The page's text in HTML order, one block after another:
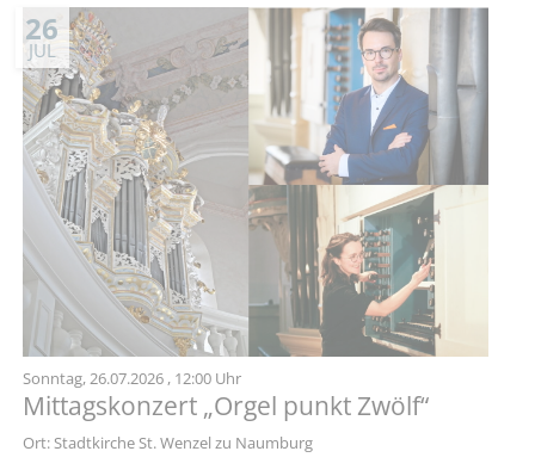
26
JUL
Sonntag,26.07.2026 , 12:00 Uhr
Mittagskonzert „Orgel punkt Zwölf“
Ort: Stadtkirche St. Wenzel zu Naumburg